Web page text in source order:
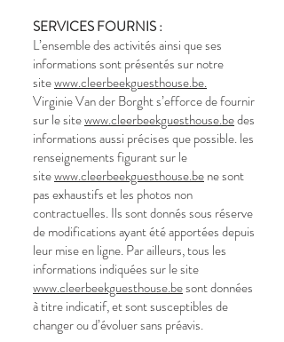
SERVICES FOURNIS :
L’ensemble des activités ainsi que ses
informations sont présentés sur notre
sitewww.cleerbeekguesthouse.be.
Virginie Van der Borght s’efforce de fournir
sur le sitewww.cleerbeekguesthouse.bedes
informations aussi précises que possible. les
renseignements figurant sur le
sitewww.cleerbeekguesthouse.bene sont
pas exhaustifs et les photos non
contractuelles. Ils sont donnés sous réserve
de modifications ayant été apportées depuis
leur mise en ligne. Par ailleurs, tous les
informations indiquées sur le site
www.cleerbeekguesthouse.besont données
à titre indicatif, et sont susceptibles de
changer ou d’évoluer sans préavis.